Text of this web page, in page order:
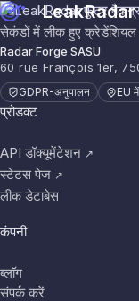
LeakRadar
सेकंडों में लीक हुए
Radar Forge SASU
60 rue François 1er,
GDPR-अनुपालन EU
प्रोडक्ट
API डॉक्यूमेंटेशन ↗
स्टेटस पेज ↗
लीक डेटाबेस
कंपनी
ब्लॉग
संपर्क करें